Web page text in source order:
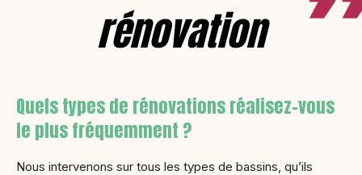
rénovation
Quels types de rénovations réalisez-vous
le plus fréquemment ?
Nous intervenons sur tous les types de bassins, qu’ils